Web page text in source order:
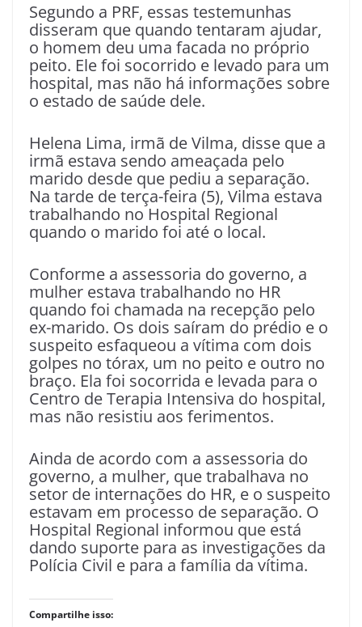
Segundo a PRF, essas testemunhas
disseram que quando tentaram ajudar,
o homem deu uma facada no próprio
peito. Ele foi socorrido e levado para um
hospital, mas não há informações sobre
o estado de saúde dele.
Helena Lima, irmã de Vilma, disse que a
irmã estava sendo ameaçada pelo
marido desde que pediu a separação.
Na tarde de terça-feira (5), Vilma estava
trabalhando no Hospital Regional
quando o marido foi até o local.
Conforme a assessoria do governo, a
mulher estava trabalhando no HR
quando foi chamada na recepção pelo
ex-marido. Os dois saíram do prédio e o
suspeito esfaqueou a vítima com dois
golpes no tórax, um no peito e outro no
braço. Ela foi socorrida e levada para o
Centro de Terapia Intensiva do hospital,
mas não resistiu aos ferimentos.
Ainda de acordo com a assessoria do
governo, a mulher, que trabalhava no
setor de internações do HR, e o suspeito
estavam em processo de separação. O
Hospital Regional informou que está
dando suporte para as investigações da
Polícia Civil e para a família da vítima.
Compartilhe isso: